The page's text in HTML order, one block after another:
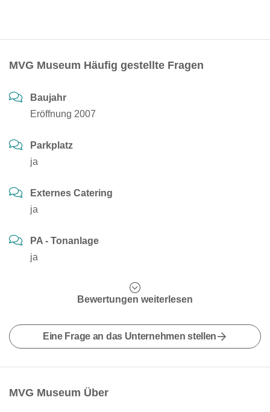
MVG Museum Häufig gestellte Fragen
Baujahr
Eröffnung 2007
Parkplatz
ja
Externes Catering
ja
PA - Tonanlage
ja
Bewertungen weiterlesen
Eine Frage an das Unternehmen stellen
MVG Museum Über